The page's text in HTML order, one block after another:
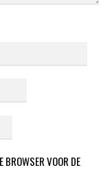
BROWSER VOOR DE